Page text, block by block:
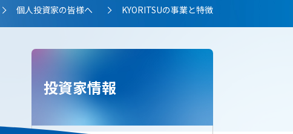
>
個人投資家の皆様へ >
KYORITSUの事業と特徴
投資家情報